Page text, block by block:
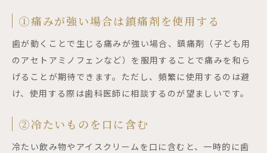
①痛みが強い場合は鎮痛剤を使用する
歯が動くことで生じる痛みが強い場合、鎮痛剤（子ども用
のアセトアミノフェンなど）を服用することで痛みを和ら
げることが期待できます。ただし、頻繁に使用するのは避
け、使用する際は歯科医師に相談するのが望ましいです。
②冷たいものを口に含む
冷たい飲み物やアイスクリームを口に含むと、一時的に歯